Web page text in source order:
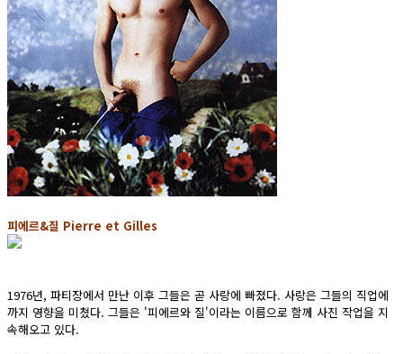
피에르&질 Pierre et Gilles
1976년, 파티장에서 만난 이후 그들은 곧 사랑에 빠졌다. 사랑은 그들의 직업에
까지 영향을 미쳤다. 그들은 '피에르와 질'이라는 이름으로 함께 사진 작업을 지
속해오고 있다.